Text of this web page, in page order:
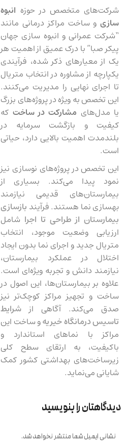
شرکت‌های متخصص در حوزه انبوه
سازی و ساخت مراکز درمانی مانند
“شرکت عمرانی و انبوه سازی جهان
پیکر صبا” با درک عمیق از اهمیت هر
یک از معیارهای ذکر شده، فرآیندی
یکپارچه از مشاوره در انتخاب متریال
تا اجرای نهایی را مدیریت می‌کنند.
این تخصص به ویژه در پروژه‌های بزرگ
یا مدل‌های مشارکت در ساخت که
کیفیت و بازگشت سرمایه در
بلندمدت اهمیت بالایی دارد، حیاتی
است.
این تخصص در پروژه‌های نوسازی نیز
نمود پیدا می‌کند. بسیاری از
بیمارستان‌های قدیمی نیازمند
بهسازی نما هستند. فرآیند بازسازی
بیمارستان از طراحی تا اجرا شامل
ارزیابی وضعیت موجود، انتخاب
متریال جدید و اجرای نما بدون ایجاد
اختلال در عملکرد بیمارستان،
نیازمند دانش و تجربه ویژه‌ای است.
علاوه بر بیمارستان‌ها، این اصول در
ساخت و تجهیز مراکز کوچک‌تر نیز
صدق می‌کند. آگاهی از شرایط
تاسیس درمانگاه خیریهو ساخت این
مراکز با نماهای استاندارد و
باکیفیت، به ارتقای سطح کلی
زیرساخت‌های بهداشتی کشور کمک
شایانی می‌نماید.
دیدگاهتان را بنویسید
نشانی ایمیل شما منتشر نخواهد شد.